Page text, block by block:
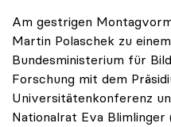
Am gestrigen
Martin Polaschek zu
Bundesministerium für
Forschung mit dem
Universitätenkonferenz
Nationalrat Eva Blimlinger